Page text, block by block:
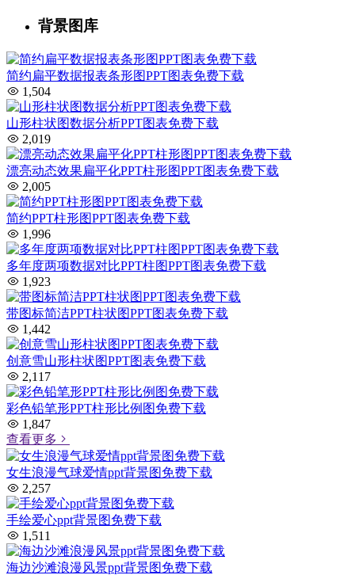
背景图库
简约扁平数据报表条形图PPT图表免费下载
1,504
山形柱状图数据分析PPT图表免费下载
2,019
漂亮动态效果扁平化PPT柱形图PPT图表免费下载
2,005
简约PPT柱形图PPT图表免费下载
1,996
多年度两项数据对比PPT柱图PPT图表免费下载
1,923
带图标简洁PPT柱状图PPT图表免费下载
1,442
创意雪山形柱状图PPT图表免费下载
2,117
彩色铅笔形PPT柱形比例图免费下载
1,847
查看更多
女生浪漫气球爱情ppt背景图免费下载
2,257
手绘爱心ppt背景图免费下载
1,511
海边沙滩浪漫风景ppt背景图免费下载